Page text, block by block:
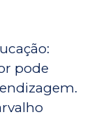
pode